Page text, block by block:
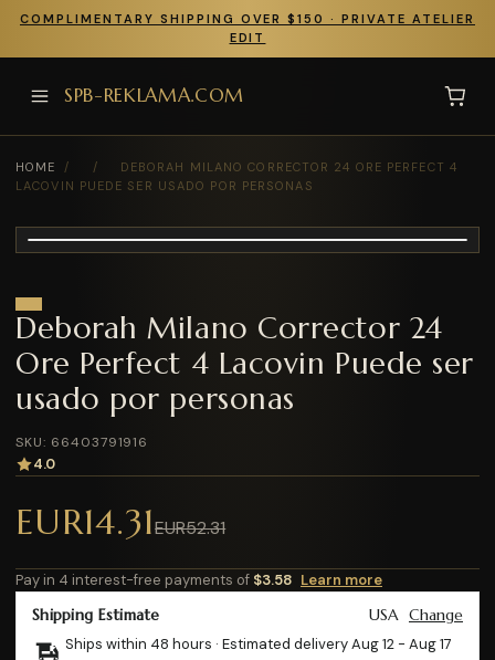
COMPLIMENTARY SHIPPING OVER $150 · PRIVATE ATELIER
EDIT
SPB-REKLAMA.COM
HOME / /
DEBORAH MILANO CORRECTOR 24 ORE PERFECT 4
LACOVIN PUEDE SER USADO POR PERSONAS
Deborah Milano Corrector 24
Ore Perfect 4 Lacovin Puede ser
usado por personas
SKU: 66403791916
4.0
EUR14.31EUR52.31
Pay in 4 interest-free payments of $3.58 Learn more
Shipping Estimate USA Change
Ships within 48 hours · Estimated deliveryAug 12 - Aug 17